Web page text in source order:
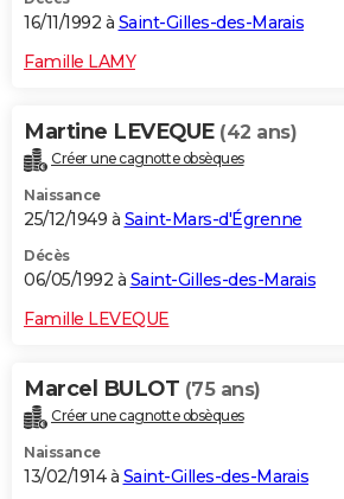
16/11/1992 à Saint-Gilles-des-Marais
Famille LAMY
Martine LEVEQUE (42 ans)
Créer une cagnotte obsèques
Naissance
25/12/1949 à Saint-Mars-d'Égrenne
Décès
06/05/1992 à Saint-Gilles-des-Marais
Famille LEVEQUE
Marcel BULOT (75 ans)
Créer une cagnotte obsèques
Naissance
13/02/1914 à Saint-Gilles-des-Marais